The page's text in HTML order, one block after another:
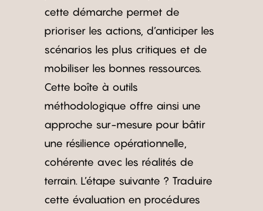
cette démarche permet de
prioriser les actions, d’anticiper les
scénarios les plus critiques et de
mobiliser les bonnes ressources.
Cette boîte à outils
méthodologique offre ainsi une
approche sur-mesure pour bâtir
une résilience opérationnelle,
cohérente avec les réalités de
terrain. L’étape suivante ? Traduire
cette évaluation en procédures